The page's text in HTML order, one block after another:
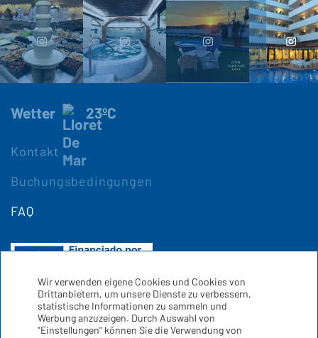
Wetter 23ºC
Kontakt
Buchungsbedingungen
FAQ
Wir verwenden eigene Cookies und Cookies von
Drittanbietern, um unsere Dienste zu verbessern,
statistische Informationen zu sammeln und
Werbung anzuzeigen. Durch Auswahl von
"Einstellungen" können Sie die Verwendung von